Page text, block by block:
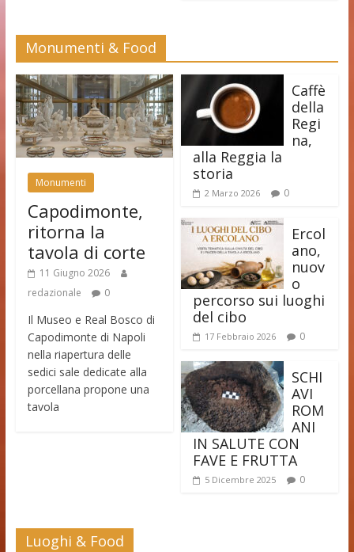
Monumenti & Food
Monumenti
Capodimonte,
ritorna la
tavola di corte
11 Giugno 2026
redazionale
0
Il Museo e Real Bosco di
Capodimonte di Napoli
nella riapertura delle
sedici sale dedicate alla
porcellana propone una
tavola
Caffè
della
Regi
na,
alla Reggia la
storia
2 Marzo 2026 0
Ercol
ano,
nuov
o
percorso sui luoghi
del cibo
17 Febbraio 2026 0
SCHI
AVI
ROM
ANI
IN SALUTE CON
FAVE E FRUTTA
5 Dicembre 2025 0
Luoghi & Food